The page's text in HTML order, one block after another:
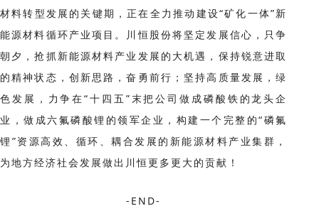
材料转型发展的关键期，正在全力推动建设“矿化一体”新
能源材料循环产业项目。川恒股份将坚定发展信心，只争
朝夕，抢抓新能源材料产业发展的大机遇，保持锐意进取
的精神状态，创新思路，奋勇前行；坚持高质量发展，绿
色发展，力争在“十四五”末把公司做成磷酸铁的龙头企
业，做成六氟磷酸锂的领军企业，构建一个完整的“磷氟
锂”资源高效、循环、耦合发展的新能源材料产业集群，
为地方经济社会发展做出川恒更多更大的贡献！
-END-